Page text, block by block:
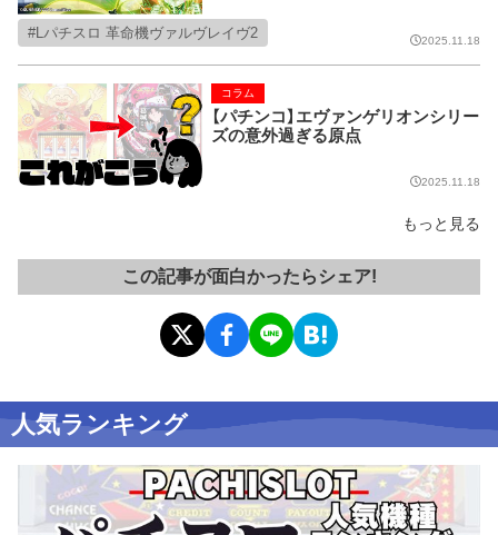
Lパチスロ 革命機ヴァルヴレイヴ2 2025.11.18
【パチンコ】エヴァンゲリオンシリー
ズの意外過ぎる原点
コラム
2025.11.18
もっと見る
この記事が面白かったらシェア!
人気ランキング